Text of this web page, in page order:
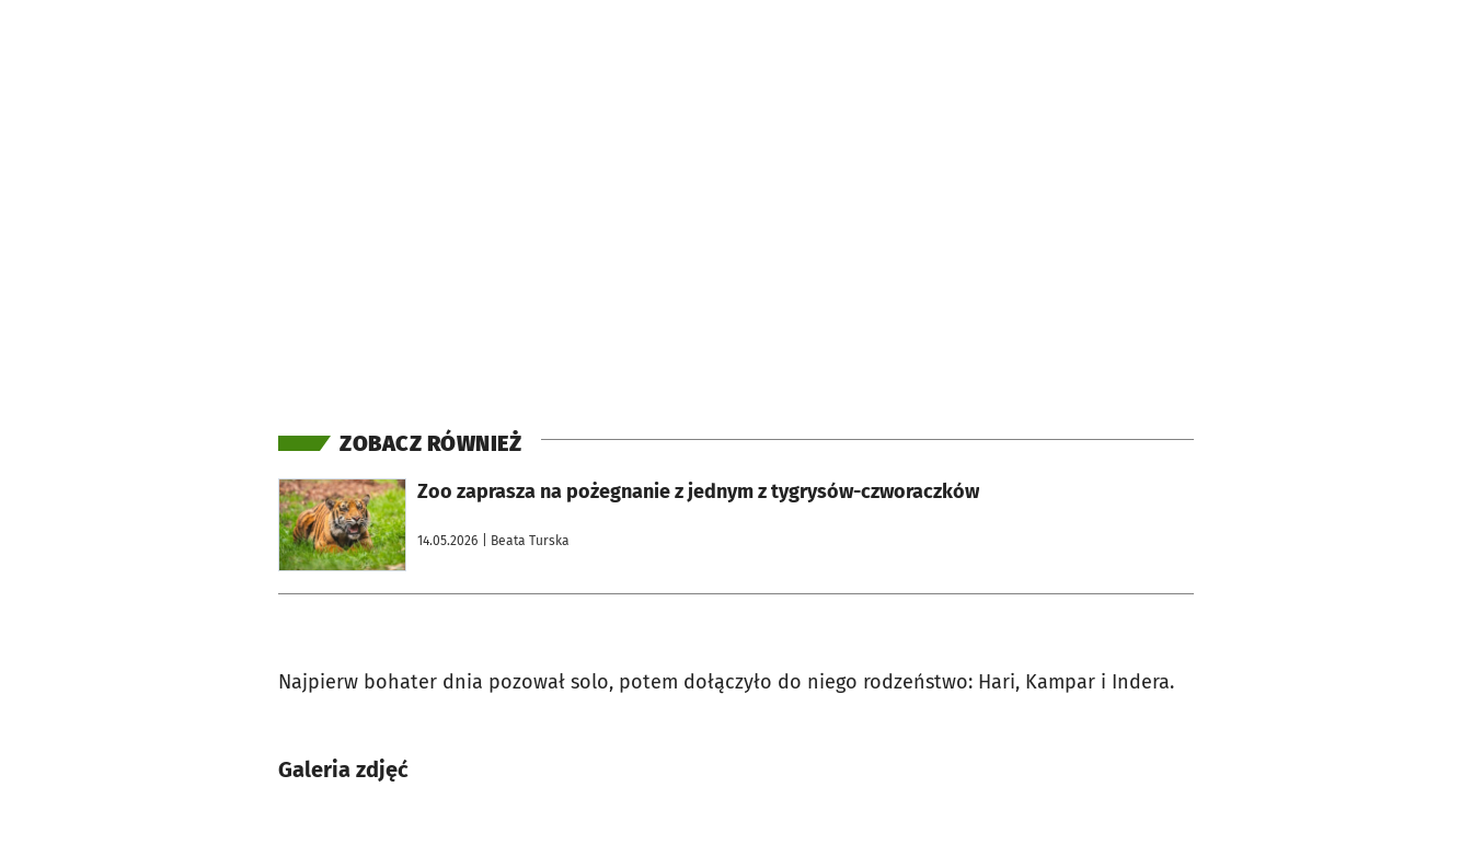
ZOBACZ RÓWNIEŻ
Zoo zaprasza na pożegnanie z jednym z tygrysów-czworaczków
14.05.2026 | Beata Turska
otworzy się w nowej karcie
Najpierw bohater dnia pozował solo, potem dołączyło do niego rodzeństwo: Hari, Kampar i Indera.
Galeria zdjęć